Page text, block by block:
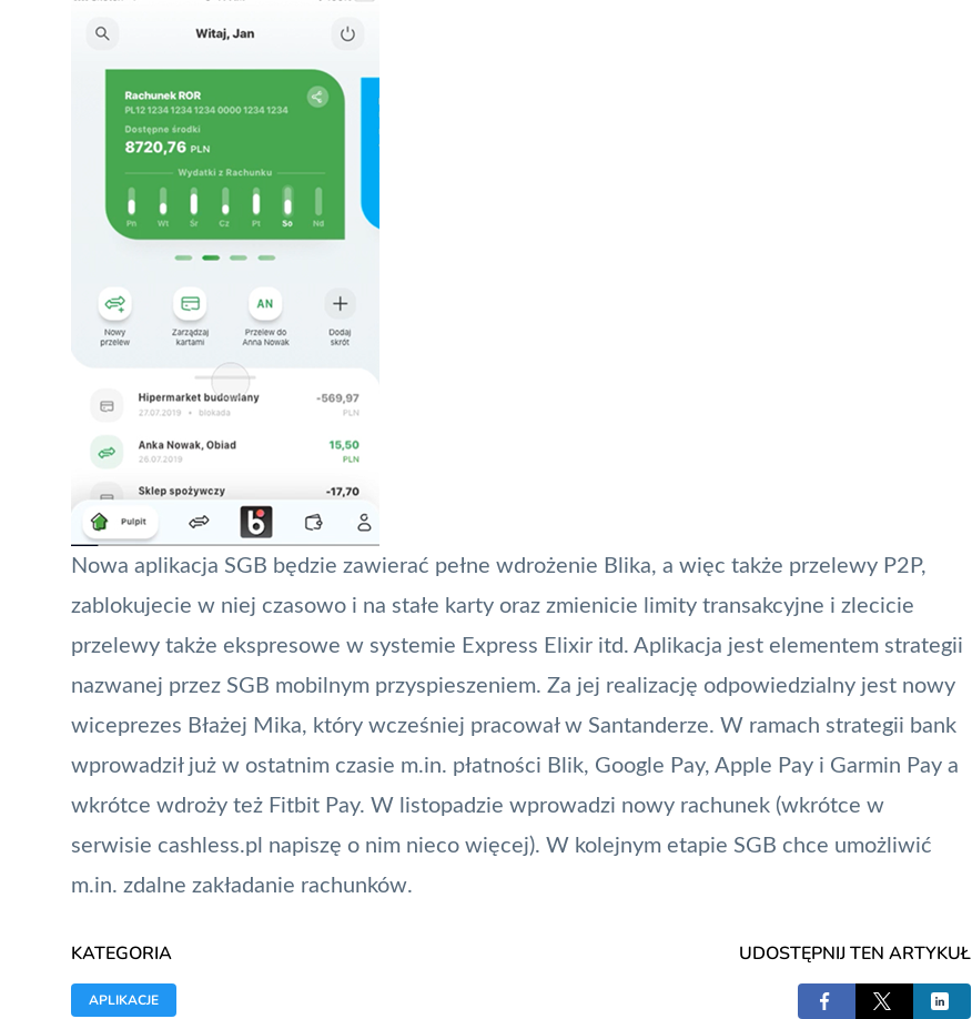
Nowa aplikacja SGB będzie zawierać pełne wdrożenie Blika, a więc także przelewy P2P,
zablokujecie w niej czasowo i na stałe karty oraz zmienicie limity transakcyjne i zlecicie
przelewy także ekspresowe w systemie Express Elixir itd. Aplikacja jest elementem strategii
nazwanej przez SGB mobilnym przyspieszeniem. Za jej realizację odpowiedzialny jest nowy
wiceprezes Błażej Mika, który wcześniej pracował w Santanderze. W ramach strategii bank
wprowadził już w ostatnim czasie m.in. płatności Blik, Google Pay, Apple Pay i Garmin Pay a
wkrótce wdroży też Fitbit Pay. W listopadzie wprowadzi nowy rachunek (wkrótce w
serwisie cashless.pl napiszę o nim nieco więcej). W kolejnym etapie SGB chce umożliwić
m.in. zdalne zakładanie rachunków.
KATEGORIA
APLIKACJE
UDOSTĘPNIJ TEN ARTYKUŁ